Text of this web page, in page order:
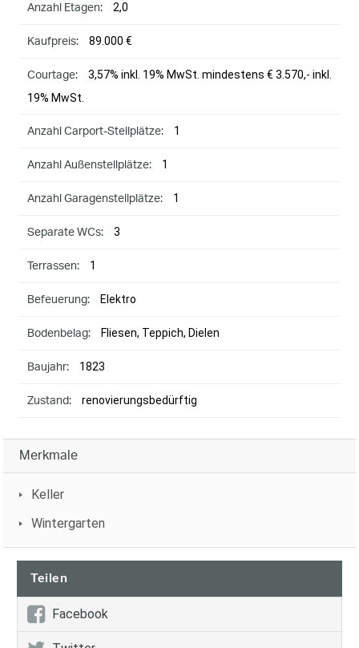
Anzahl Etagen: 2,0
Kaufpreis: 89.000 €
Courtage:
3,57% inkl. 19% MwSt. mindestens € 3.570,- inkl.
19% MwSt.
Anzahl Carport-Stellplätze: 1
Anzahl Außenstellplätze: 1
Anzahl Garagenstellplätze: 1
Separate WCs: 3
Terrassen: 1
Befeuerung: Elektro
Bodenbelag: Fliesen, Teppich, Dielen
Baujahr: 1823
Zustand: renovierungsbedürftig
Merkmale
Keller
Wintergarten
Teilen
Facebook